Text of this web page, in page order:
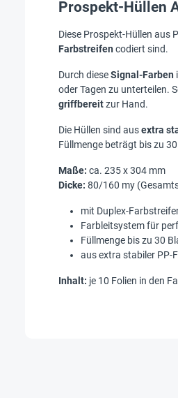
Prospekt-Hüllen
Diese Prospekt-Hüllen aus
Farbstreifen codiert sind.
Durch dieseSignal-Farben
oder Tagen zu unterteilen.
griffbereitzur Hand.
Die Hüllen sind ausextra
Füllmenge beträgt bis zu
Maße: ca. 235 x 304 mm
Dicke: 80/160 my
mit Duplex-
Farbleitsystem für
Füllmenge bis zu 30
aus extra stabiler PP-
Inhalt: je 10 Folien in den